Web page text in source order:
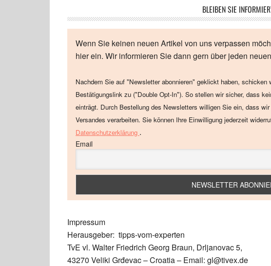
BLEIBEN SIE
Wenn Sie keinen neuen Artikel von uns verpassen
hier ein. Wir informieren Sie dann gern über jeden
Nachdem Sie auf "Newsletter abonnieren" geklickt haben, schicken
Bestätigungslink zu ("Double Opt-In"). So stellen wir sicher, dass
einträgt. Durch Bestellung des Newsletters willigen Sie ein, dass
Versandes verarbeiten. Sie können Ihre Einwilligung jederzeit
Datenschutzerklärung .
Email
Impressum
Herausgeber: tipps-vom-experten
TvE vl. Walter Friedrich Georg Braun, Drljanovac 5,
43270 Veliki Grđevac – Croatia – Email: gl@tivex.de